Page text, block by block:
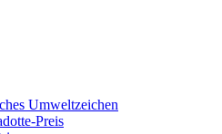
Umweltzeichen
Preis